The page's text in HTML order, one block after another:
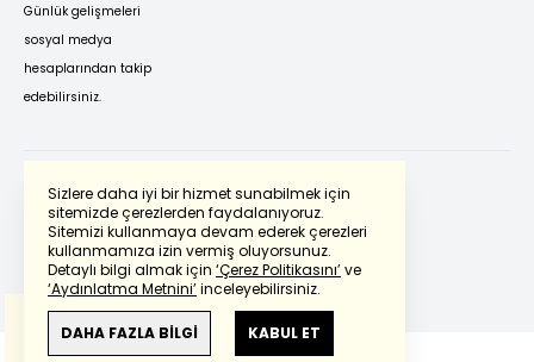
Sizlere daha iyi bir hizmet sunabilmek için
sitemizde çerezlerden faydalanıyoruz.
Sitemizi kullanmaya devam ederek çerezleri
kullanmamıza izin vermiş oluyorsunuz.
Detaylı bilgi almak için ‘Çerez Politikasını’ve
‘Aydınlatma Metnini’inceleyebilirsiniz.
DAHA FAZLA BİLGİ KABUL ET
Günlük gelişmeleri
sosyal medya
hesaplarından takip
edebilirsiniz.
Powered by Translate
Bu çevirideGoogle Transletekullanılmıştır.
Anlam ve çeviri hatalarından
haberturk.com
sorumlu değildir.